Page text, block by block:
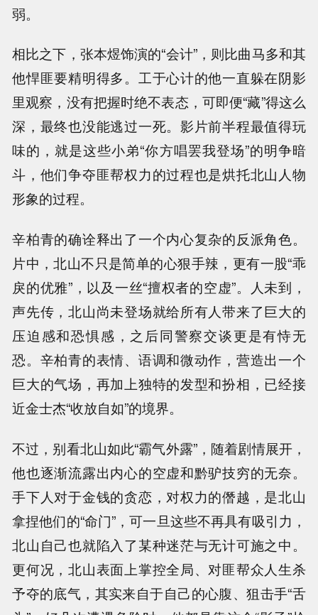
弱。
相比之下，张本煜饰演的“会计”，则比曲马多和其
他悍匪要精明得多。工于心计的他一直躲在阴影
里观察，没有把握时绝不表态，可即便“藏”得这么
深，最终也没能逃过一死。影片前半程最值得玩
味的，就是这些小弟“你方唱罢我登场”的明争暗
斗，他们争夺匪帮权力的过程也是烘托北山人物
形象的过程。
辛柏青的确诠释出了一个内心复杂的反派角色。
片中，北山不只是简单的心狠手辣，更有一股“乖
戾的优雅”，以及一丝“擅权者的空虚”。人未到，
声先传，北山尚未登场就给所有人带来了巨大的
压迫感和恐惧感，之后同警察交谈更是有恃无
恐。辛柏青的表情、语调和微动作，营造出一个
巨大的气场，再加上独特的发型和扮相，已经接
近金士杰“收放自如”的境界。
不过，别看北山如此“霸气外露”，随着剧情展开，
他也逐渐流露出内心的空虚和黔驴技穷的无奈。
手下人对于金钱的贪恋，对权力的僭越，是北山
拿捏他们的“命门”，可一旦这些不再具有吸引力，
北山自己也就陷入了某种迷茫与无计可施之中。
更何况，北山表面上掌控全局、对匪帮众人生杀
予夺的底气，其实来自于自己的心腹、狙击手“舌